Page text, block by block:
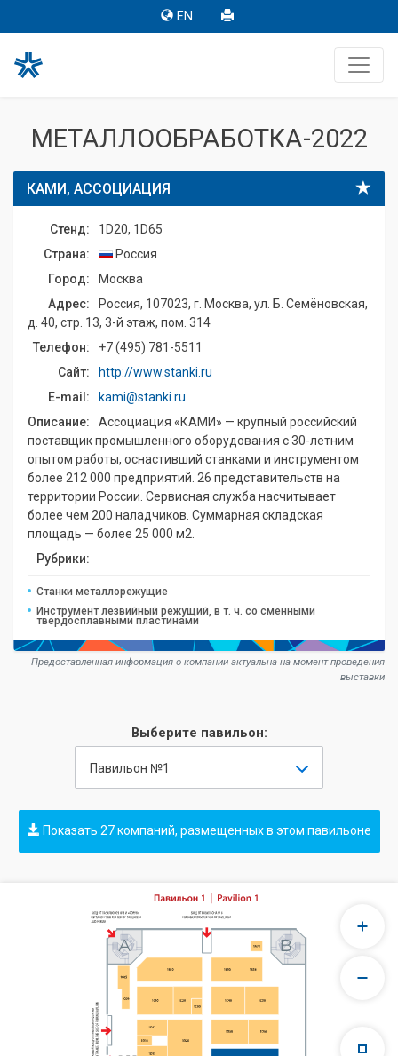
EN
МЕТАЛЛООБРАБОТКА-2022
КАМИ, АССОЦИАЦИЯ
Стенд:
1D20, 1D65
Страна:
Россия
Город:
Москва
Адрес:
Россия, 107023, г. Москва, ул. Б. Семёновская,
д. 40, стр. 13, 3-й этаж, пом. 314
Телефон:
+7 (495) 781-5511
Сайт:
http://www.stanki.ru
E-mail:
kami@stanki.ru
Описание:
Ассоциация «КАМИ» — крупный российский
поставщик промышленного оборудования с 30-летним
опытом работы, оснастивший станками и инструментом
более 212 000 предприятий. 26 представительств на
территории России. Сервисная служба насчитывает
более чем 200 наладчиков. Суммарная складская
площадь — более 25 000 м2.
Рубрики:
Станки металлорежущие
Инструмент лезвийный режущий, в т. ч. со сменными
твердосплавными пластинами
Предоставленная информация о компании актуальна на момент проведения
выставки
Выберите павильон:
Павильон №1
Показать 27 компаний, размещенных в этом павильоне